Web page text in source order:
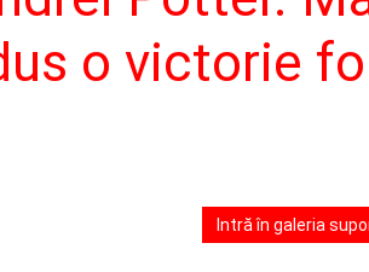
o victorie
Intră în galeria